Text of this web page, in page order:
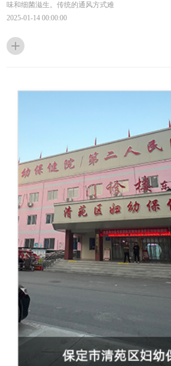
味和细菌滋生。传统的通风方式难
2025-01-14 00:00:00